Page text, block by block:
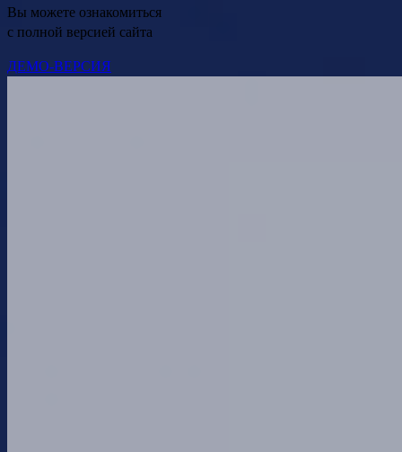
Вы можете ознакомиться
с полной версией сайта
ДЕМО-ВЕРСИЯ